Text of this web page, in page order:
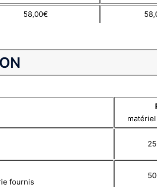
58,00€
fournis